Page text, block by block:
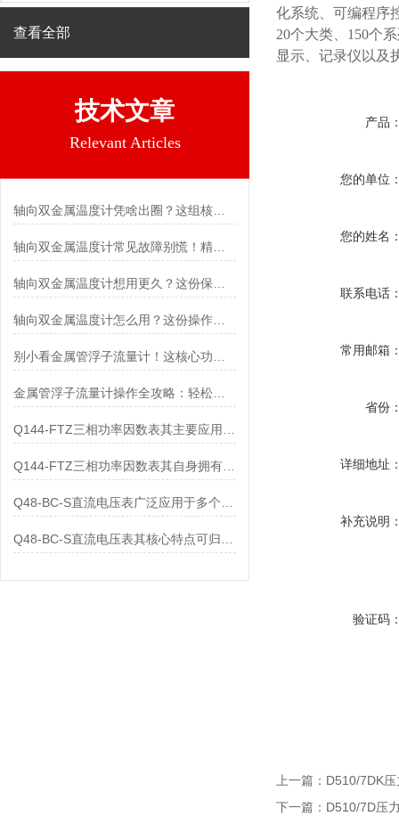
查看全部
技术文章
Relevant Articles
轴向双金属温度计凭啥出圈？这组核心特点给出了答案
轴向双金属温度计常见故障别慌！精准定位，轻松搞定难题
轴向双金属温度计怎么用？这份操作指南，新手也能快速拿捏！
金属管浮子流量计操作全攻略：轻松拿捏，精准掌控每一步！
Q144-FTZ三相功率因数表其自身拥有怎样的功能呢？
化系统、可编程序
20个大类、150个
显示、记录仪以及
产品
您的单位
您的姓名
联系电话
常用邮箱
省份
详细地址
补充说明
验证码
上一篇： D510/7DK
下一篇： D510/7D压